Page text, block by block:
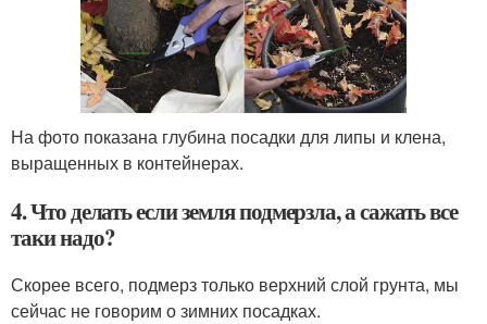
На фото показана глубина посадки для липы и клена,
выращенных в контейнерах.
4. Что делать если земля подмерзла, а сажать все
таки надо?
Скорее всего, подмерз только верхний слой грунта, мы
сейчас не говорим о зимних посадках.